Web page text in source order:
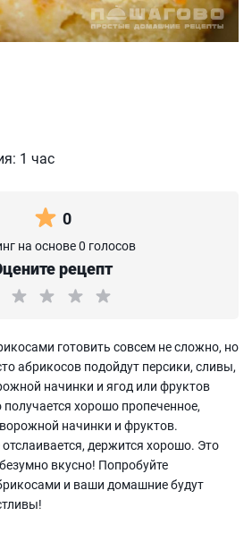
1 час
0
на основе 0 голосов
рецепт
готовить совсем не сложно, но
абрикосов подойдут персики, сливы,
начинки и ягод или фруктов
получается хорошо пропеченное,
начинки и фруктов.
держится хорошо. Это
вкусно! Попробуйте
и ваши домашние будут